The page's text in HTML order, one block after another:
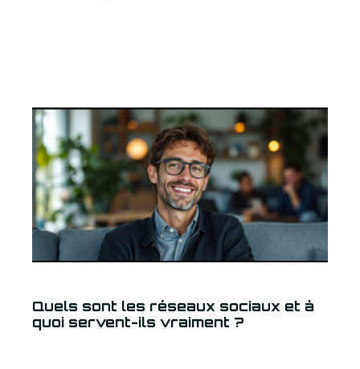
Quels sont les réseaux sociaux et à
quoi servent-ils vraiment ?